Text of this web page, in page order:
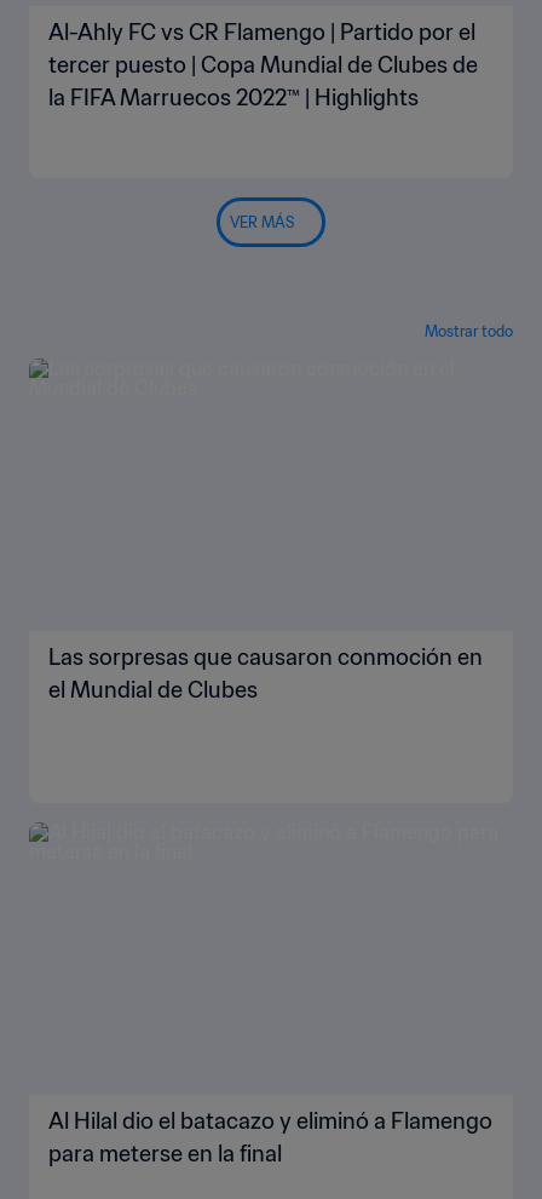
Al-Ahly FC vs CR Flamengo | Partido por el
tercer puesto | Copa Mundial de Clubes de
la FIFA Marruecos 2022™ | Highlights
VER MÁS
Mostrar todo
Las sorpresas que causaron conmoción en
el Mundial de Clubes
Al Hilal dio el batacazo y eliminó a Flamengo
para meterse en la final